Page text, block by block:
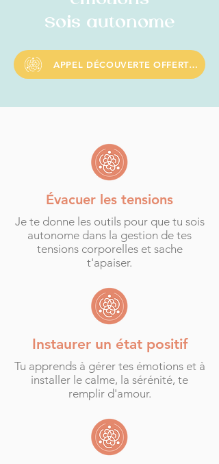
Sois autonome
APPEL DÉCOUVERTE OFFERT DE 25 MINS
Évacuer les tensions
Je te donne les outils pour que tu sois
autonome dans la gestion de tes
tensions corporelles et sache
t'apaiser.
Instaurer un état positif
Tu apprends à gérer tes émotions et à
installer le calme, la sérénité, te
remplir d'amour.